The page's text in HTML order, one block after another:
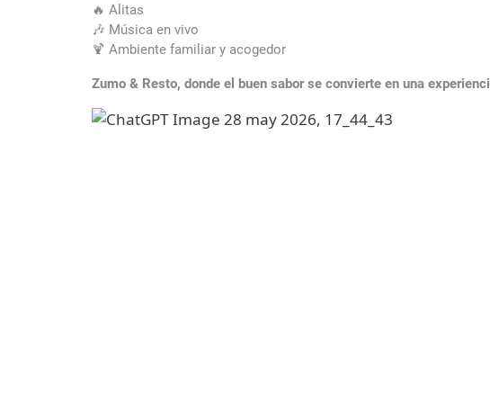
🔥 Alitas
🎶 Música en vivo
🍹 Ambiente familiar y acogedor
Zumo & Resto, donde el buen sabor se convierte en una